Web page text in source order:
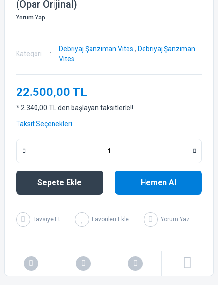
(Opar Orijinal)
Yorum Yap
Kategori
Debriyaj Şanzıman Vites , Debriyaj Şanzıman
Vites
22.500,00 TL
* 2.340,00 TL den başlayan taksitlerle!!
Taksit Seçenekleri
Sepete Ekle Hemen Al
Tavsiye Et Yorum Yaz